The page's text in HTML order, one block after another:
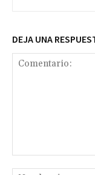
DEJA UNA